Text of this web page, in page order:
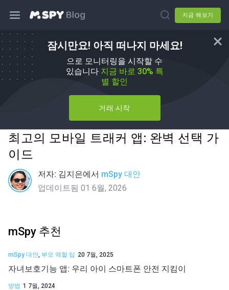
지금 해보기
잠시만요! 아직 떠나지 마세요!
으로 모니터링을 시작할 수
있습니다 지금 바로 30% 특
별 할인
거래 시작
최고의 모바일 트래커 앱: 완벽 선택 가
이드
저자: 김지은에서 mSpy 대안
업데이트됨 01 6월, 2026
mSpy 추천
mSpy 대안, 부모 역할 팁 20 7월, 2025
자녀보호기능 앱: 우리 아이 스마트폰 안전 지킴이
방법 1 7월, 2024